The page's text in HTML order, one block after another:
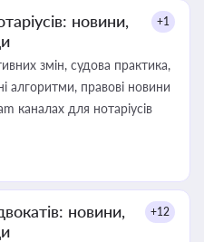
новини,
+1
змін, судова практика,
алгоритми, правові новини
каналах для нотаріусів
новини,
+12